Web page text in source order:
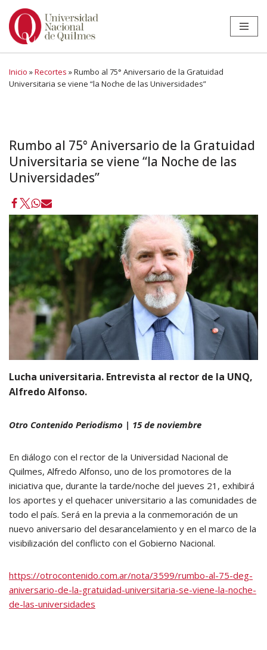
Ir
Inicio »Recortes »Rumbo al 75° Aniversario de la Gratuidad
Universitaria se viene “la Noche de las Universidades”
Rumbo al 75° Aniversario de la Gratuidad
Universitaria se viene “la Noche de las
Universidades”
Lucha universitaria. Entrevista al rector de la UNQ,
Alfredo Alfonso.
Otro Contenido Periodismo | 15 de noviembre
En diálogo con el rector de la Universidad Nacional de
Quilmes, Alfredo Alfonso, uno de los promotores de la
iniciativa que, durante la tarde/noche del jueves 21, exhibirá
los aportes y el quehacer universitario a las comunidades de
todo el país. Será en la previa a la conmemoración de un
nuevo aniversario del desarancelamiento y en el marco de la
visibilización del conflicto con el Gobierno Nacional.
https://otrocontenido.com.ar/nota/3599/rumbo-al-75-deg-
aniversario-de-la-gratuidad-universitaria-se-viene-la-noche-
de-las-universidades